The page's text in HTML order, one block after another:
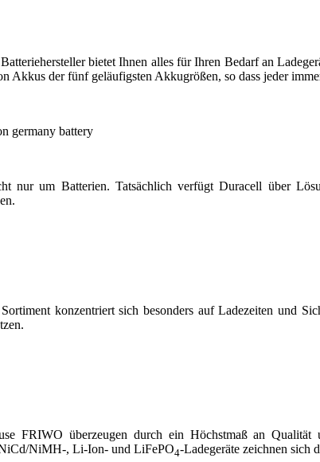
bietet Ihnen alles für Ihren Bedarf an
Akkus der fünf geläufigsten Akkugrößen, so dass jeder
nur um Batterien. Tatsächlich verfügt Duracell über
konzentriert sich besonders auf Ladezeiten und
FRIWO überzeugen durch ein Höchstmaß an
NiMH-, Li-Ion- und LiFePO4-Ladegeräte zeichnen sich